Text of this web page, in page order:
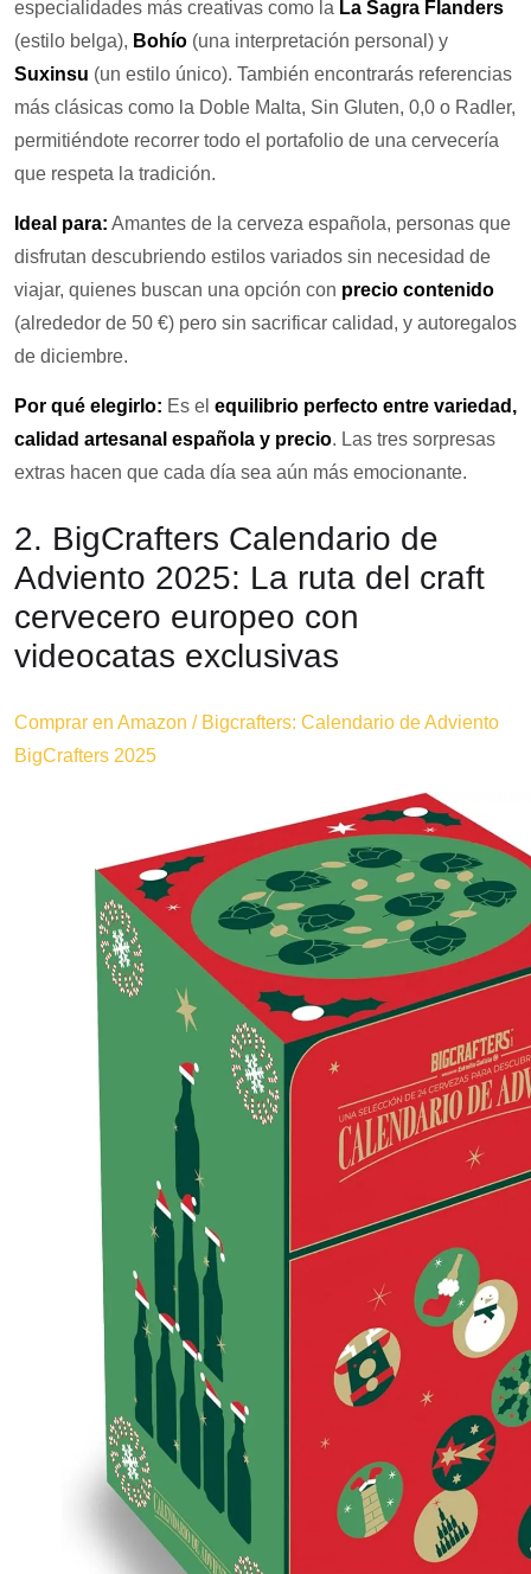
especialidades más creativas como la La Sagra Flanders
(estilo belga), Bohío (una interpretación personal) y
Suxinsu (un estilo único). También encontrarás referencias
más clásicas como la Doble Malta, Sin Gluten, 0,0 o Radler,
permitiéndote recorrer todo el portafolio de una cervecería
que respeta la tradición.​
Ideal para: Amantes de la cerveza española, personas que
disfrutan descubriendo estilos variados sin necesidad de
viajar, quienes buscan una opción con precio contenido
(alrededor de 50 €) pero sin sacrificar calidad, y autoregalos
de diciembre.
Por qué elegirlo: Es el equilibrio perfecto entre variedad,
calidad artesanal española y precio. Las tres sorpresas
extras hacen que cada día sea aún más emocionante.
2. BigCrafters Calendario de
Adviento 2025: La ruta del craft
cervecero europeo con
videocatas exclusivas
Comprar en Amazon / Bigcrafters: Calendario de Adviento
BigCrafters 2025